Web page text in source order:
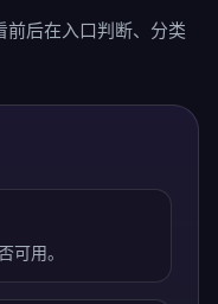
后在入口判断、分类
可用。